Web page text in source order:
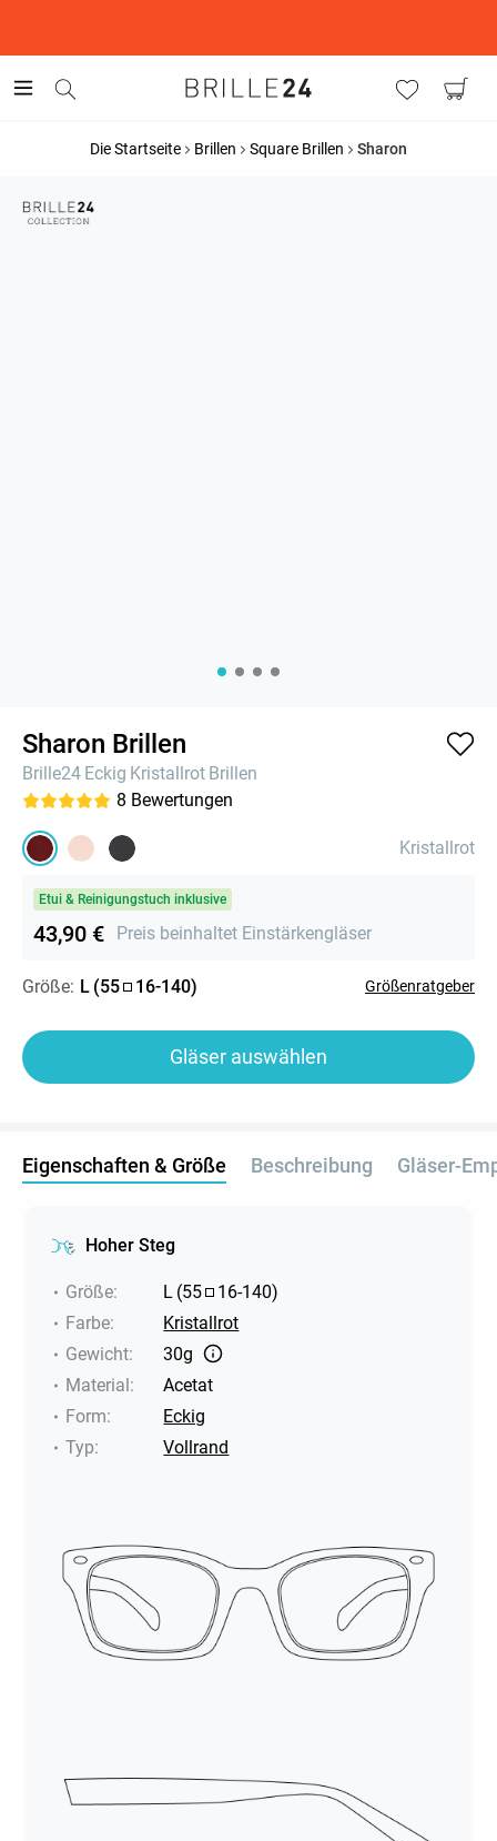
Die Startseite Brillen Square Brillen Sharon
Sharon Brillen
Brille24 Eckig Kristallrot Brillen
8 Bewertungen
Kristallrot
Etui & Reinigungstuch inklusive
43,90 € Preis beinhaltet Einstärkengläser
Größe: L (55 16-140) Größenratgeber
Gläser auswählen
Eigenschaften & Größe Beschreibung Gläser-
Hoher Steg
Größe: L (55 16-140)
Farbe:
Kristallrot
Gewicht:
30g
Material:
Acetat
Form:
Eckig
Typ: Vollrand